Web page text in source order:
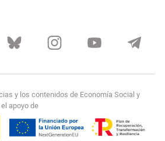
y los contenidos de Economía Social y
apoyo de